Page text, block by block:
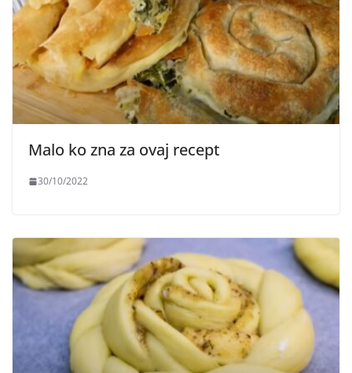
Malo ko zna za ovaj recept
30/10/2022